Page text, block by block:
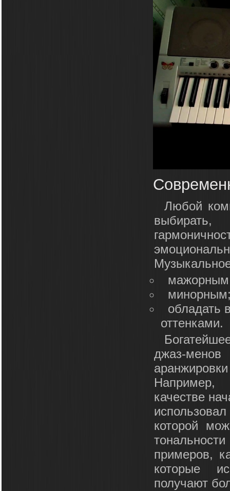
Любой
обладать
оттенками.
джаз-
Например,
качестве
которой
примеров,
которые
получают